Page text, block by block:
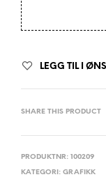
LEGG TIL I
SHARE THIS PRODUCT
PRODUKTNR: 100209
KATEGORI: GRAFIKK